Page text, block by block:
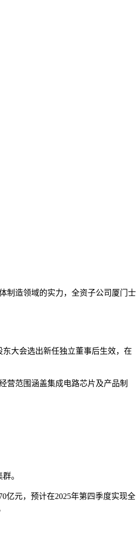
制造领域的实力，全资子公司厦门士
大会选出新任独立董事后生效，在
营范围涵盖集成电路芯片及产品制
。
亿元，预计在2025年第四季度实现全